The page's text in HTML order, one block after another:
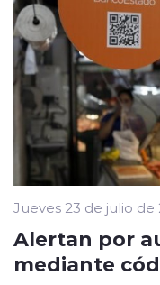
Jueves 23 de julio de
Alertan por
mediante